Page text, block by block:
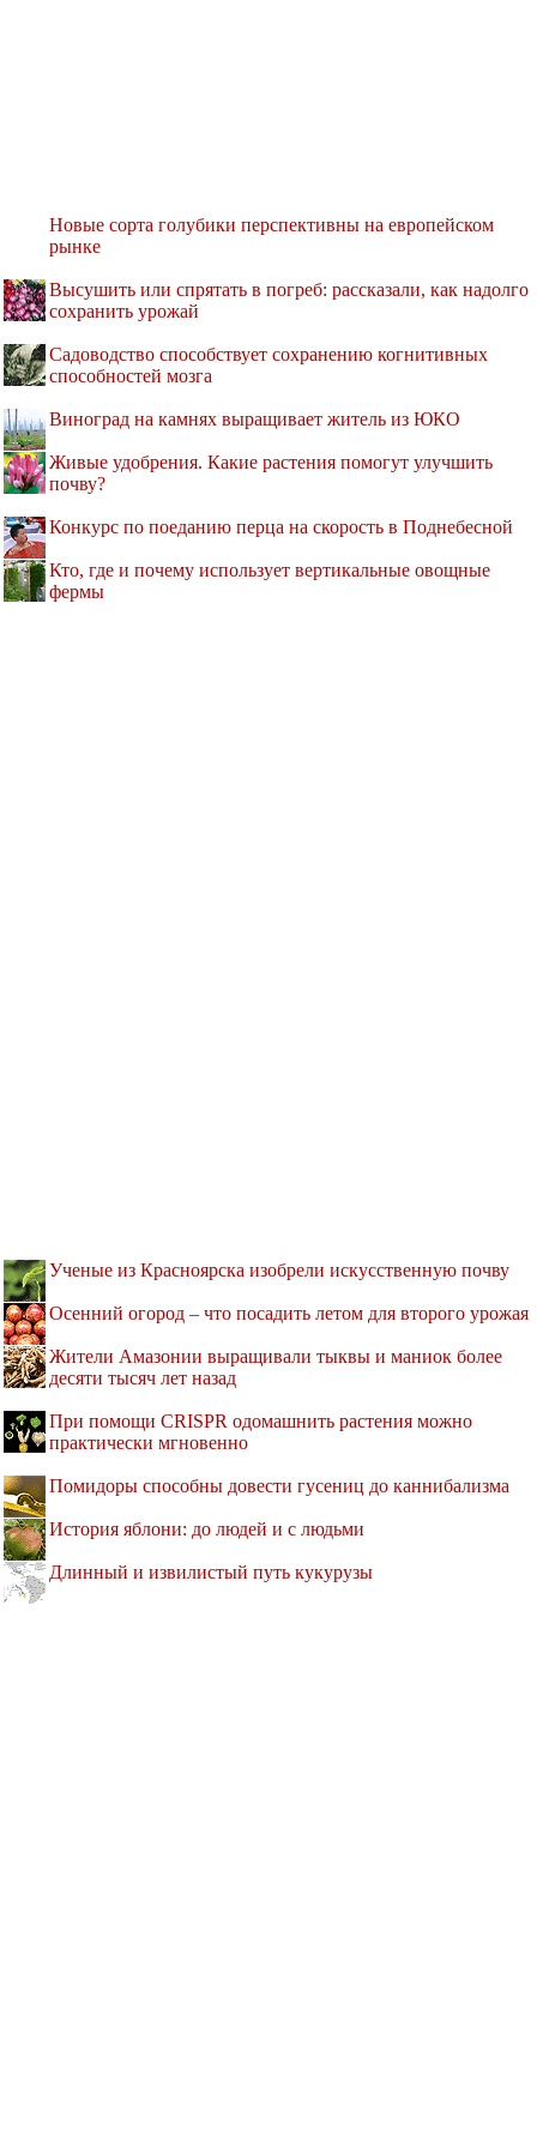
Новые сорта голубики перспективны на европейском
рынке
Высушить или спрятать в погреб: рассказали, как надолго
сохранить урожай
Садоводство способствует сохранению когнитивных
способностей мозга
Виноград на камнях выращивает житель из ЮКО
Живые удобрения. Какие растения помогут улучшить
почву?
Конкурс по поеданию перца на скорость в Поднебесной
Кто, где и почему использует вертикальные овощные
фермы
Ученые из Красноярска изобрели искусственную почву
Осенний огород – что посадить летом для второго урожая
Жители Амазонии выращивали тыквы и маниок более
десяти тысяч лет назад
При помощи CRISPR одомашнить растения можно
практически мгновенно
Помидоры способны довести гусениц до каннибализма
История яблони: до людей и с людьми
Длинный и извилистый путь кукурузы